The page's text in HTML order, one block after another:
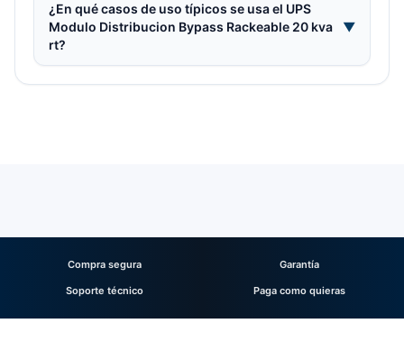
¿En qué casos de uso típicos se usa el UPS
Modulo Distribucion Bypass Rackeable 20 kva
rt?
▼
Compra segura Garantía
Soporte técnico Paga como quieras